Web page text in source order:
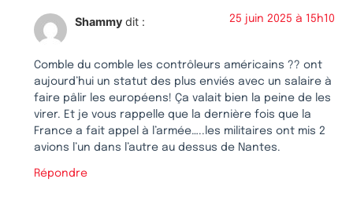
Shammy dit : 25 juin 2025 à 15h10
Comble du comble les contrôleurs américains ?? ont
aujourd’hui un statut des plus enviés avec un salaire à
faire pâlir les européens! Ça valait bien la peine de les
virer. Et je vous rappelle que la dernière fois que la
France a fait appel à l’armée…..les militaires ont mis 2
avions l’un dans l’autre au dessus de Nantes.
Répondre